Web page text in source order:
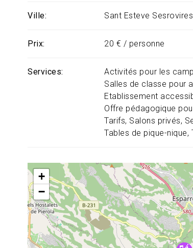
Ville Sant Esteve Sesrovires
Prix 20 € / personne
Services
Activités pour les
Salles de classe pour
Etablissement
Offre pédagogique
Tarifs Salons privés
Tables de pique-nique
+
−